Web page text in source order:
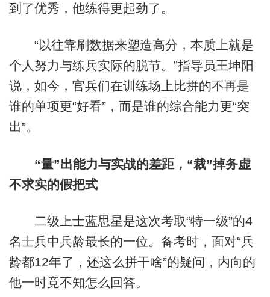
到了优秀，他练得更起劲了。
“以往靠刷数据来塑造高分，本质上就是
个人努力与练兵实际的脱节。”指导员王坤阳
说，如今，官兵们在训练场上比拼的不再是
谁的单项更“好看”，而是谁的综合能力更“突
出”。
“量”出能力与实战的差距，“裁”掉务虚
不求实的假把式
二级上士蓝思星是这次考取“特一级”的4
名士兵中兵龄最长的一位。备考时，面对“兵
龄都12年了，还这么拼干啥”的疑问，内向的
他一时竟不知怎么回答。